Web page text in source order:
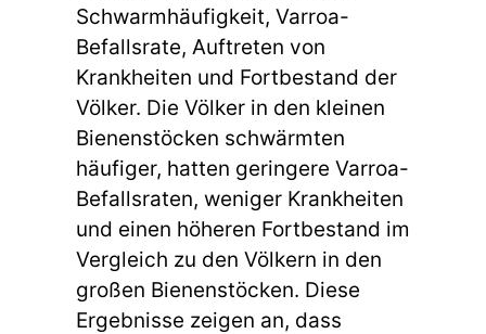
Schwarmhäufigkeit, Varroa-
Befallsrate, Auftreten von
Krankheiten und Fortbestand der
Völker. Die Völker in den kleinen
Bienenstöcken schwärmten
häufiger, hatten geringere Varroa-
Befallsraten, weniger Krankheiten
und einen höheren Fortbestand im
Vergleich zu den Völkern in den
großen Bienenstöcken. Diese
Ergebnisse zeigen an, dass